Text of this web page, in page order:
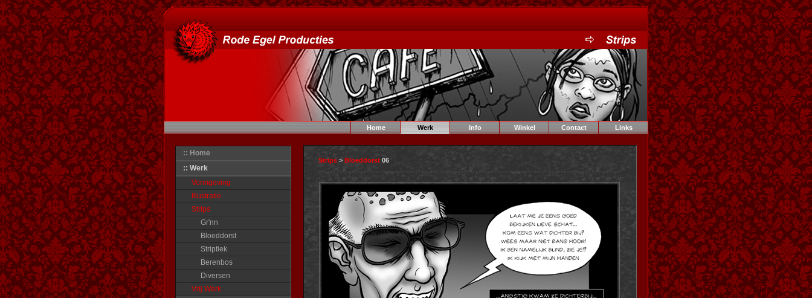
Links
Contact
Winkel
Info
Werk
Home
:: Home
:: Werk
Vormgeving
Illustratie
Strips
Gr'nn
Bloeddorst
Striptiek
Berenbos
Diversen
Vrij Werk
Strips > Bloeddorst 06